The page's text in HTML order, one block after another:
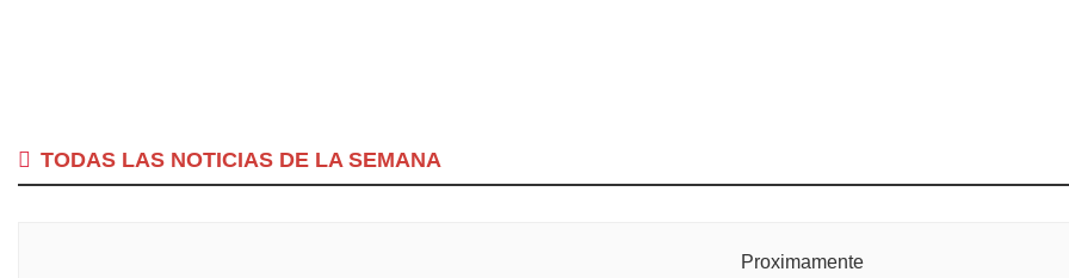
TODAS LAS NOTICIAS DE LA SEMANA
Proximamente